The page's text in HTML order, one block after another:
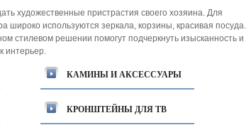
художественные пристрастия своего хозяина. Для
широко используются зеркала, корзины, красивая посуда.
стилевом решении помогут подчеркнуть изысканность и
интерьер.
КАМИНЫ И АКСЕССУАРЫ
КРОНШТЕЙНЫ ДЛЯ ТВ